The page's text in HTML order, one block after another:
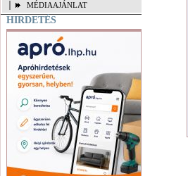
MÉDIAAJÁNLAT
HIRDETÉS